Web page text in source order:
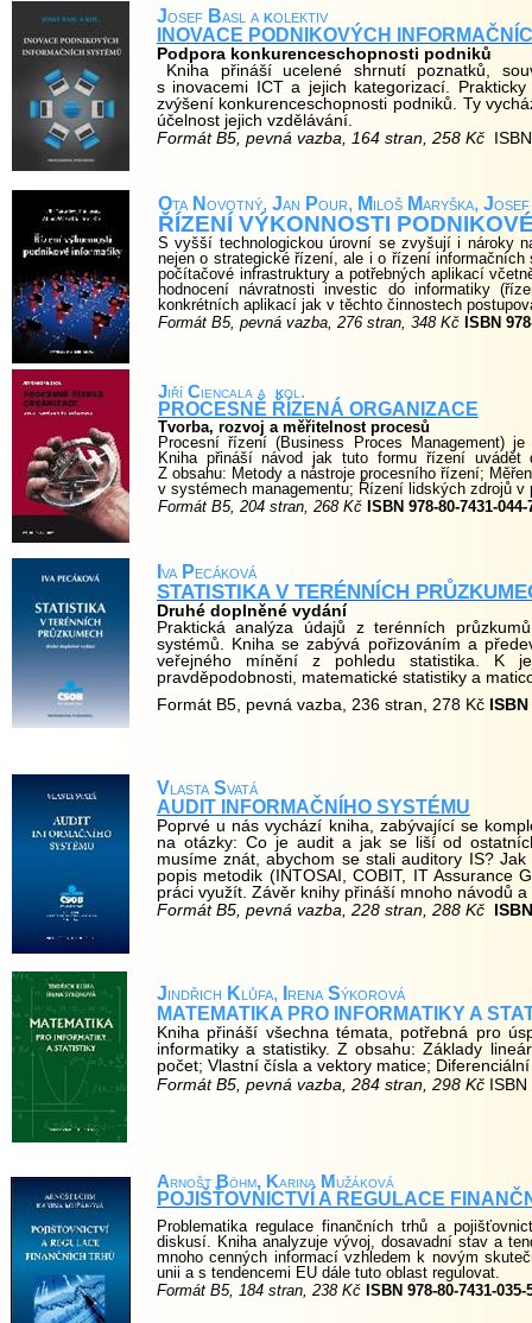
ArnoštBöhm, Karina Mužáková
POJIŠŤOVNICTVÍ A REGULACE
Problematika regulace finančních trhů a
diskusí. Kniha analyzuje vývoj, dosavadní stav a
mnoho cenných informací vzhledem k novým
unii a s tendencemi EU dále tuto oblast regulovat.
Formát B5, 184 stran, 238 Kč ISBN 978-80-7431-035-
Jiří Ciencala a kol.
PROCESNĚ ŘÍZENÁ ORGANIZACE
Tvorba, rozvoj a měřitelnost procesů
Procesní řízení (Business Proces Management)
Kniha přináší návod jak tuto formu řízení
Z obsahu: Metody a nástroje procesního řízení;
v systémech managementu; Řízení lidských zdrojů v
Formát B5, 204 stran, 268 Kč ISBN 978-80-7431-044-
Jindřich Klůfa, rena Sýkorová
MATEMATIKA PRO INFORMATIKY A
Kniha přináší všechna témata, potřebná pro
informatiky a statistiky. Z obsahu: Základy
počet; Vlastní čísla a vektory matice;
Formát B5, pevná vazba, 284 stran, 298 Kč
Vlasta Svatá
AUDIT INFORMAČNÍHO SYSTÉMU
Poprvé u nás vychází kniha, zabývající se
na otázky: Co je audit a jak se liší od
musíme znát, abychom se stali auditory IS?
popis metodik (INTOSAI, COBIT, IT Assurance
práci využít. Závěr knihy přináší mnoho návodů
Formát B5, pevná vazba, 228 stran, 288 Kč
va Pecáková
STATISTIKA V TERÉNNÍCH
Druhé doplněné vydání
Praktická analýza údajů z terénních
systémů. Kniha se zabývá pořizováním a
veřejného mínění z pohledu statistika. K
pravděpodobnosti, matematické statistiky a
Formát B5, pevná vazba, 236 stran, 278 Kč
Ota Novotný, Jan Pour, Miloš Maryška, J
ŘÍZENÍ VÝKONNOSTI
S vyšší technologickou úrovní se zvyšují i nároky
nejen o strategické řízení, ale i o řízení
počítačové infrastruktury a potřebných aplikací
hodnocení návratnosti investic do informatiky
konkrétních aplikací jak v těchto činnostech
Formát B5, pevná vazba, 276 stran, 348 Kč ISBN
Josef Basl akolektiv
INOVACE PODNIKOVÝCH
Podpora konkurenceschopnosti podniků
Kniha přináší ucelené shrnutí poznatků,
s inovacemi ICT a jejich kategorizací.
zvýšení konkurenceschopnosti podniků. Ty
účelnost jejich vzdělávání.
Formát B5, pevná vazba, 164 stran, 258 Kč